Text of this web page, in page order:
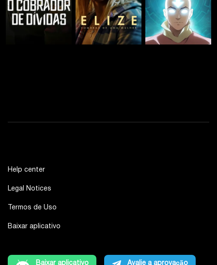
Help center
Legal Notices
Termos de Uso
Baixar aplicativo
Baixar aplicativo Avalie a aprovação